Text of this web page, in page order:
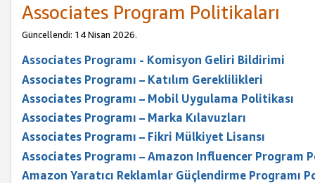
Associates Program Politikaları
Güncellendi: 14 Nisan 2026.
Associates Programı - Komisyon Geliri Bildirimi
Associates Programı – Katılım Gereklilikleri
Associates Programı – Mobil Uygulama Politikası
Associates Programı – Marka Kılavuzları
Associates Programı – Fikri Mülkiyet Lisansı
Associates Programı – Amazon Influencer Program
Amazon Yaratıcı Reklamlar Güçlendirme Programı